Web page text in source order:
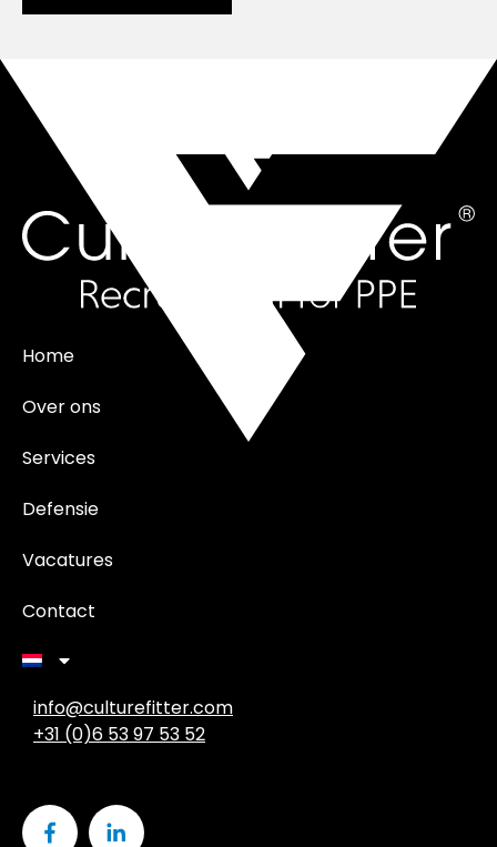
Home
Over ons
Services
Defensie
Vacatures
Contact
info@culturefitter.com
+31 (0)6 53 97 53 52